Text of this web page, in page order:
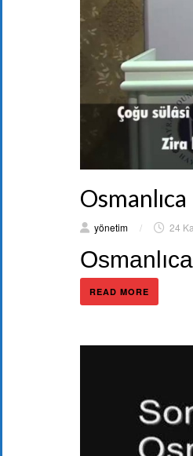
yönetim / 24
READ MORE